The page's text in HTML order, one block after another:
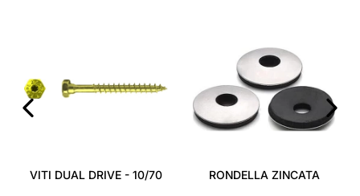
VITI DUAL DRIVE - 10/70 RONDELLA ZINCATA